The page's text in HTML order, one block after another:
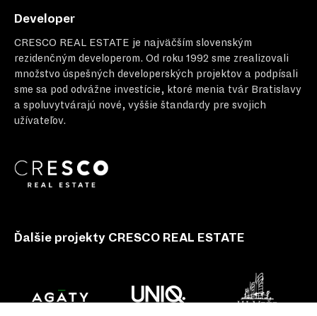
Developer
CRESCO REAL ESTATE je najväčším slovenským
rezidenčným developerom. Od roku 1992 sme zrealizovali
množstvo úspešných developerských projektov a podpísali
sme sa pod odvážne investície, ktoré menia tvár Bratislavy
a spoluvytvárajú nové, vyššie štandardy pre svojich
užívateľov.
Ďalšie projekty CRESCO REAL ESTATE